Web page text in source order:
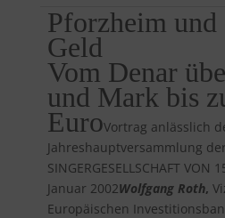
Pforzheim und
Geld
Vom Denar
und Mark bis
EuroVortrag anlässlich
Jahreshauptversammlung der
SINGERGESELLSCHAFT VON
Januar 2002Wolfgang Roth,
Europäischen